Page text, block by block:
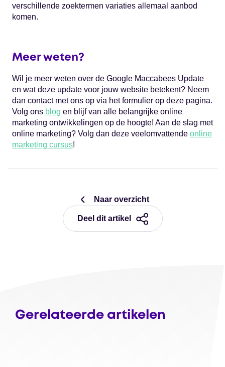
verschillende zoektermen variaties allemaal aanbod
komen.
Meer weten?
Wil je meer weten over de Google Maccabees Update
en wat deze update voor jouw website betekent? Neem
dan contact met ons op via het formulier op deze pagina.
Volg ons blog en blijf van alle belangrijke online
marketing ontwikkelingen op de hoogte! Aan de slag met
online marketing? Volg dan deze veelomvattende online
marketing cursus!
Naar overzicht
Deel dit artikel
Gerelateerde artikelen